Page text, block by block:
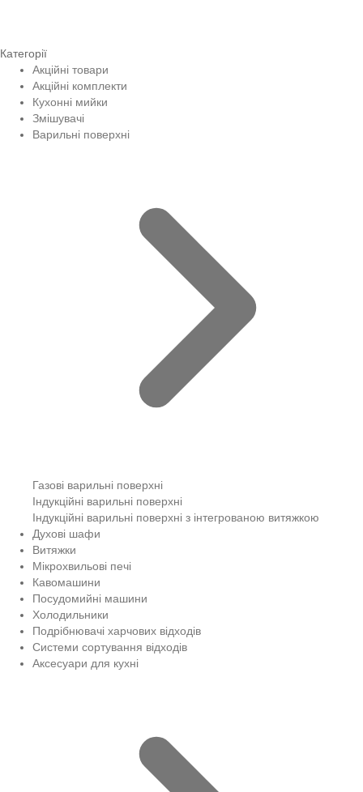
Категорії
Акційні товари
Акційні комплекти
Кухонні мийки
Змішувачі
Варильні поверхні
Газові варильні поверхні
Індукційні варильні поверхні
Індукційні варильні поверхні з інтегрованою витяжкою
Духові шафи
Витяжки
Мікрохвильові печі
Кавомашини
Посудомийні машини
Холодильники
Подрібнювачі харчових відходів
Системи сортування відходів
Аксесуари для кухні